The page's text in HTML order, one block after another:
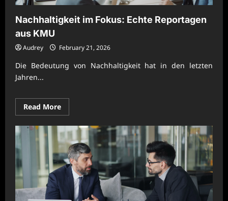
Nachhaltigkeit im Fokus: Echte Reportagen
aus KMU
Audrey February 21, 2026
Die Bedeutung von Nachhaltigkeit hat in den letzten
Jahren...
Read MoreRead
more
Nachhaltigkeit
im
Fokus:
Echte
Reportagen
aus
KMU